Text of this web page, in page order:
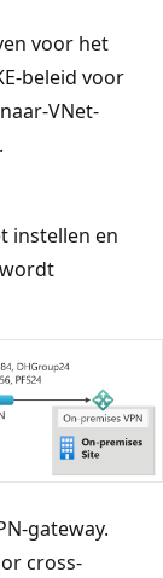
voor het
beleid voor
VNet-
instellen en
gateway.
cross-